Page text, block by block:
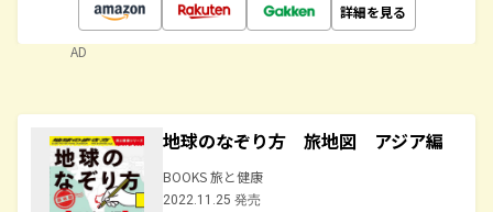
詳細を見る
AD
地球のなぞり方 旅地図 アジア編
BOOKS 旅と健康
2022.11.25 発売